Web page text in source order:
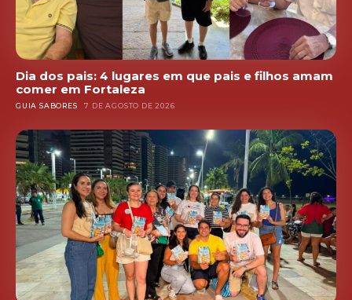
Dia dos pais: 4 lugares em que pais e filhos amam
comer em Fortaleza
GUIA SABORES 7 DE AGOSTO DE 2026